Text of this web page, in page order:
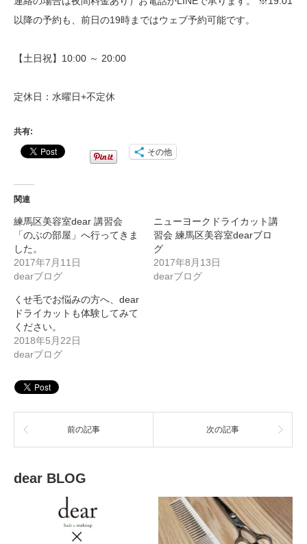
以降の予約も、前日の19時まではウェブ予約可能です。
【土日祝】10:00 ～ 20:00
定休日：水曜日+不定休
共有:
その他
関連
練馬区美容室dear 講習会
「のぶの部屋」へ行ってきま
した。
2017年7月11日
dearブログ
ニューヨークドライカット講
習会 練馬区美容室dearブロ
グ
2017年8月13日
dearブログ
くせ毛でお悩みの方へ、dear
ドライカットも体験してみて
ください。
2018年5月22日
dearブログ
前の記事 次の記事
dear BLOG